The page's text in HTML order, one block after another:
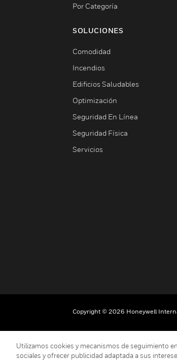
Por Categoría
SOLUCIONES
Comodidad
Incendios
Edificios Saludables
Optimización
Seguridad En Línea
Seguridad Física
Servicios
Copyright © 2026 Honeywell
Utilizamos cookies y mecanismos de seguimiento
sociales y ofrecer publicidad adaptada a sus